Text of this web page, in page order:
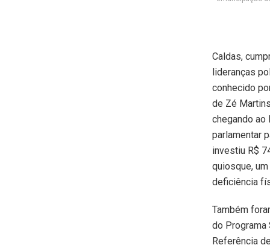
Caldas,
lideranças
conhecido
de Zé
chegando ao
parlamentar
investiu R$
quiosque,
deficiência
Também
do Programa
Referência